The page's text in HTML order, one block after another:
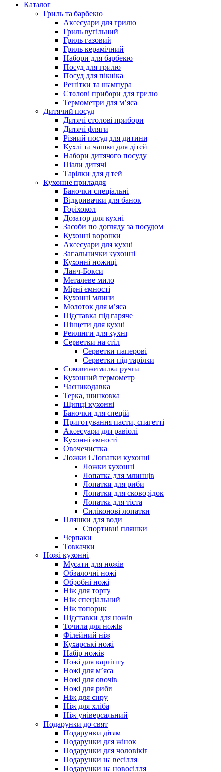
Каталог
Гриль та барбекю
Аксесуари для грилю
Гриль вугільний
Гриль газовий
Гриль керамічний
Набори для барбекю
Посуд для грилю
Посуд для пікніка
Решітки та шампура
Столові прибори для грилю
Термометри для м’яса
Дитячий посуд
Дитячі столові прибори
Дитячі фляги
Різний посуд для дитини
Кухлі та чашки для дітей
Набори дитячого посуду
Піали дитячі
Тарілки для дітей
Кухонне приладдя
Баночки спеціальні
Відкривачки для банок
Горіхокол
Дозатор для кухні
Засоби по догляду за посудом
Кухонні воронки
Аксесуари для кухні
Запальнички кухонні
Кухонні ножиці
Ланч-Бокси
Металеве мило
Мірні ємності
Кухонні млини
Молоток для м’яса
Підставка під гаряче
Пінцети для кухні
Рейлінги для кухні
Серветки на стіл
Серветки паперові
Серветки під тарілки
Соковижималка ручна
Кухонний термометр
Часникодавка
Терка, шинковка
Щипці кухонні
Баночки для спецій
Приготування пасти, спагетті
Аксесуари для равіолі
Кухонні ємності
Овочечистка
Ложки і Лопатки кухонні
Ложки кухонні
Лопатка для млинців
Лопатки для риби
Лопатки для сковорідок
Лопатка для тіста
Силіконові лопатки
Пляшки для води
Спортивні пляшки
Черпаки
Товкачки
Ножі кухонні
Мусати для ножів
Обвалочні ножі
Обробні ножі
Ніж для торту
Ніж спеціальний
Ніж топорик
Підставки для ножів
Точила для ножів
Філейний ніж
Кухарські ножі
Набір ножів
Ножі для карвінгу
Ножі для м’яса
Ножі для овочів
Ножі для риби
Ніж для сиру
Ніж для хліба
Ніж універсальний
Подарунки до свят
Подарунки дітям
Подарунки для жінок
Подарунки для чоловіків
Подарунки на весілля
Подарунки на новосілля